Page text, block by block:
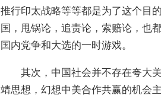
推行印太战略等等都是为了这个目
国，甩锅论，追责论，索赔论，也
国内党争和大选的一时游戏。
其次，中国社会并不存在夸大美
靖思想，幻想中美合作共赢的机会